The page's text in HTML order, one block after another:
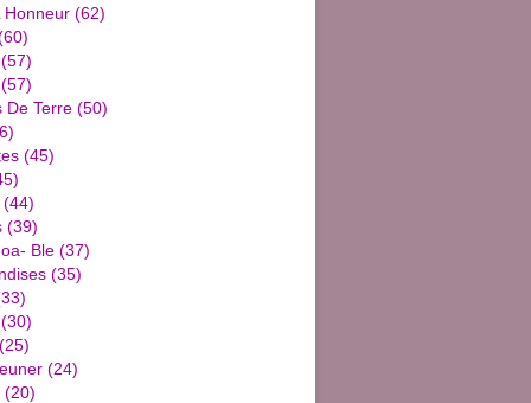
Honneur (62)
(57)
(57)
De Terre (50)
(45)
(44)
(39)
Ble (37)
(35)
(30)
(25)
(24)
(20)